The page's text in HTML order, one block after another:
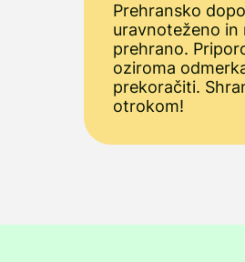
Prehransko
uravnoteženo
prehrano.
oziroma
prekoračiti.
otrokom!